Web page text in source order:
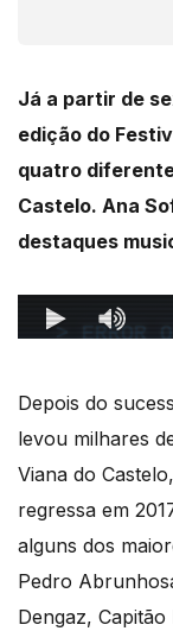
Já a partir de
edição do
quatro
Castelo. Ana
destaques
Depois do
levou milhares
Viana do
regressa em
alguns dos
Pedro
Dengaz,